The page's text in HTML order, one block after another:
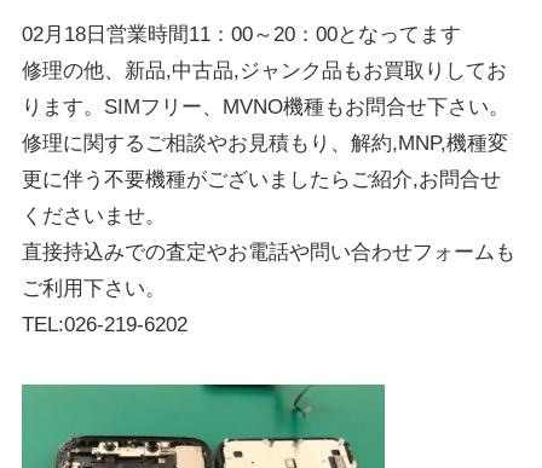
02月18日営業時間11：00～20：00となってます
修理の他、新品,中古品,ジャンク品もお買取りしてお
ります。SIMフリー、MVNO機種もお問合せ下さい。
修理に関するご相談やお見積もり、解約,MNP,機種変
更に伴う不要機種がございましたらご紹介,お問合せ
くださいませ。
直接持込みでの査定やお電話や問い合わせフォームも
ご利用下さい。
TEL:026-219-6202